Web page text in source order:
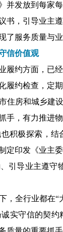
并发放到每家
书，引导业主
了服务质量与业
信价值观
履约方面，已
履约检查，定
住房和城乡建
手，有力推进
积极探索，
定印发《业主
引导业主遵守
，全行业都在“
实守信的契